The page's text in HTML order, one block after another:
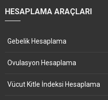
HESAPLAMA ARAÇLARI
Gebelik Hesaplama
Ovulasyon Hesaplama
Vücut Kitle İndeksi Hesaplama